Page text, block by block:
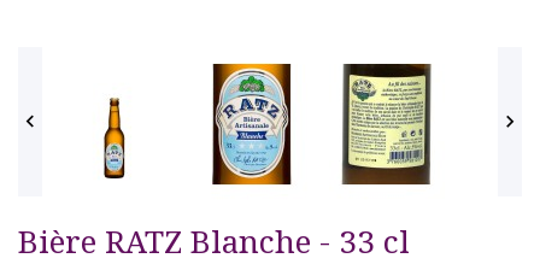
 
Bière RATZ Blanche - 33 cl